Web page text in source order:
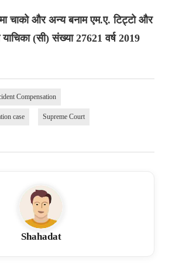
चाको और अन्य बनाम एम.ए. टिट्टो और
(सी) संख्या 27621 वर्ष 2019
Compensation
case Supreme Court
Shahadat